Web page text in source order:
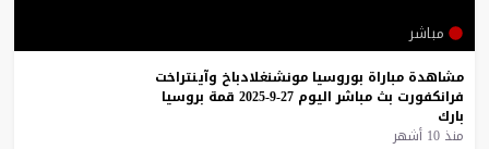
مباشر
مشاهدة مباراة بوروسيا مونشنغلادباخ وآينتراخت
فرانكفورت بث مباشر اليوم 27-9-2025 قمة بروسيا
بارك
منذ 10 أشهر